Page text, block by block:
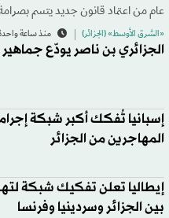
عام من اعتماد قانون جديد يتسم
«الشرق الأوسط» (الجزائر) منذ ساعة
الجزائري بن ناصر يودّع جماهير
إسبانيا تُفكك أكبر شبكة
المهاجرين من الجزائر
إيطاليا تعلن تفكيك شبكة
بين الجزائر وسردينيا وفرنسا